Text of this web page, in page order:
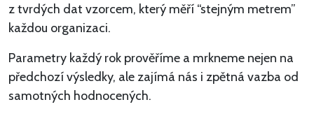
z tvrdých dat vzorcem, který měří “stejným metrem”
každou organizaci.
Parametry každý rok prověříme a mrkneme nejen na
předchozí výsledky, ale zajímá nás i zpětná vazba od
samotných hodnocených.